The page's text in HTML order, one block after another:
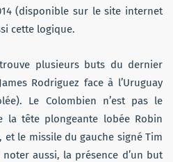
(disponible sur le site internet
cette logique.
plusieurs buts du dernier
Rodriguez face à l’Uruguay
Le Colombien n’est pas le
la tête plongeante lobée Robin
et le missile du gauche signé Tim
noter aussi, la présence d’un but